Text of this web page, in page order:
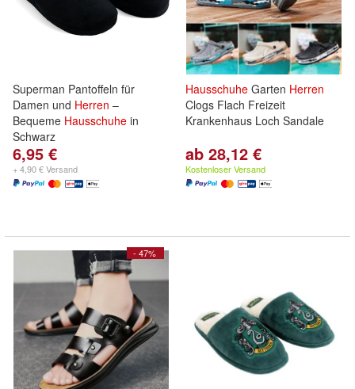
Superman Pantoffeln für
Damen und Herren –
Bequeme Hausschuhe in
Schwarz
6,95 €
+ 4,90 € Versand
Hausschuhe Garten Herren
Clogs Flach Freizeit
Krankenhaus Loch Sandale
ab 28,12 €
Kostenloser Versand
- 47%